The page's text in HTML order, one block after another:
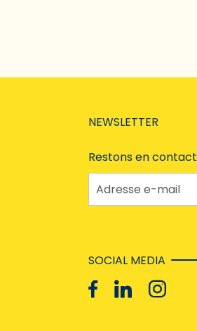
NEWSLETTER
Restons en contact
Adresse e-mail
SOCIAL MEDIA